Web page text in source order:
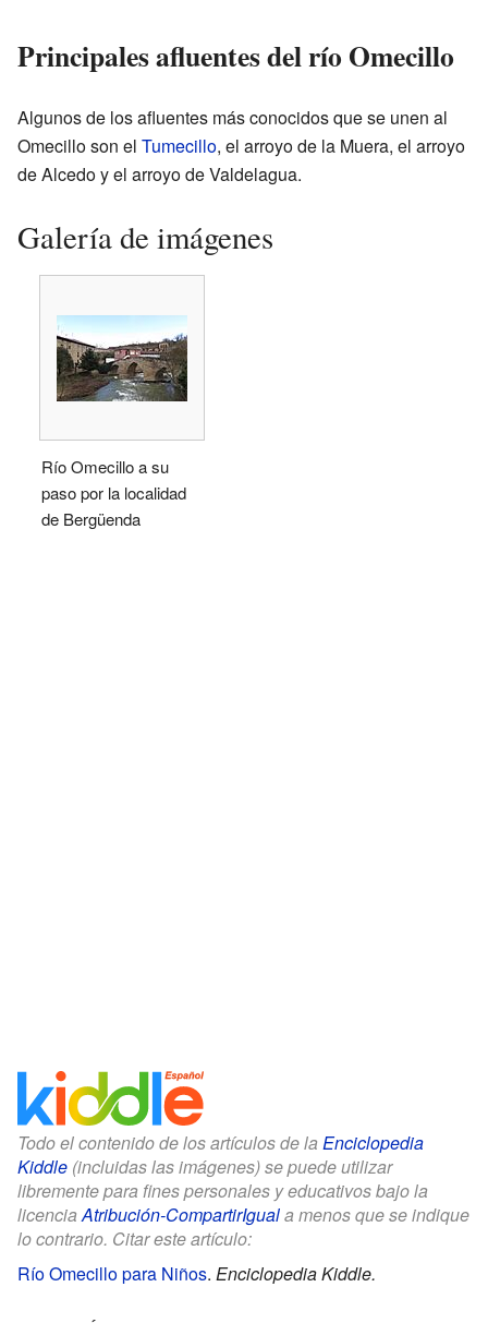
Principales afluentes del río Omecillo
Algunos de los afluentes más conocidos que se unen al
Omecillo son el Tumecillo, el arroyo de la Muera, el arroyo
de Alcedo y el arroyo de Valdelagua.
Galería de imágenes
Río Omecillo a su
paso por la localidad
de Bergüenda
Todo el contenido de los artículos de la Enciclopedia
Kiddle (incluidas las imágenes) se puede utilizar
libremente para fines personales y educativos bajo la
licenciaAtribución-CompartirIguala menos que se indique
lo contrario. Citar este artículo:
Río Omecillo para Niños. Enciclopedia Kiddle.